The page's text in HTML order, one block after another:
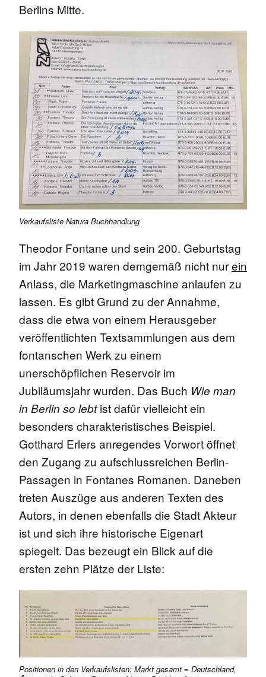
Berlins Mitte.
Verkaufsliste Natura Buchhandlung
Theodor Fontane und sein 200. Geburtstag
im Jahr 2019 waren demgemäß nicht nurein
Anlass, die Marketingmaschine anlaufen zu
lassen. Es gibt Grund zu der Annahme,
dass die etwa von einem Herausgeber
veröffentlichten Textsammlungen aus dem
fontanschen Werk zu einem
unerschöpflichen Reservoir im
Jubiläumsjahr wurden. Das Buch Wie man
in Berlin so lebtist dafür vielleicht ein
besonders charakteristisches Beispiel.
Gotthard Erlers anregendes Vorwort öffnet
den Zugang zu aufschlussreichen Berlin-
Passagen in Fontanes Romanen. Daneben
treten Auszüge aus anderen Texten des
Autors, in denen ebenfalls die Stadt Akteur
ist und sich ihre historische Eigenart
spiegelt. Das bezeugt ein Blick auf die
ersten zehn Plätze der Liste:
Positionen in den Verkaufslisten: Markt gesamt = Deutschland,